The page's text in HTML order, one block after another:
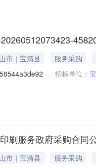
市｜宝清县
服务采购
招标单位：
刷服务政府采购合同
市｜宝清县
服务采购